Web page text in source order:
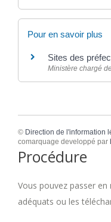
Pour en savoir plus
Sites des
Ministère chargé
© Direction de l'information
comarquage developpé par
Procédure
Vous pouvez passer
adéquats ou les